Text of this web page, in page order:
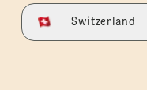
Switzerland